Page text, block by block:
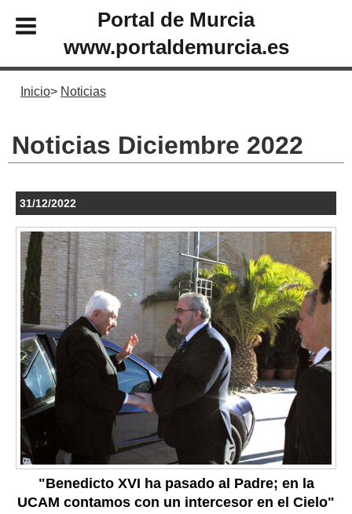
Portal de Murcia
www.portaldemurcia.es
Inicio Noticias
Noticias Diciembre 2022
31/12/2022
"Benedicto XVI ha pasado al Padre; en la
UCAM contamos con un intercesor en el Cielo"